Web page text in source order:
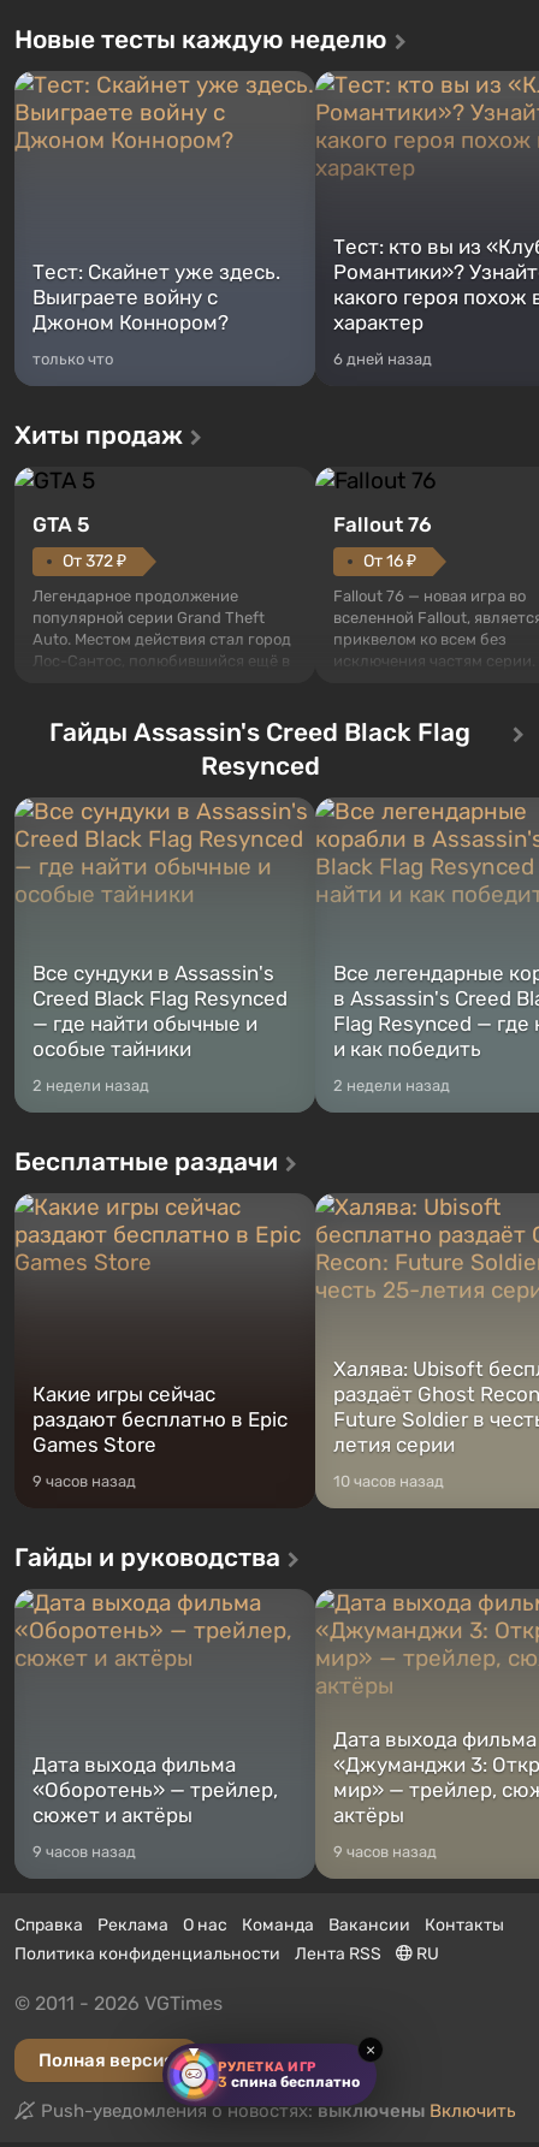
РУЛЕТКА ИГР
3 спина бесплатно
×
Новые тесты каждую неделю
Тест: Скайнет уже здесь.
Выиграете войну с
Джоном Коннором?
только что
Тест: кто вы из
Романтики»?
какого героя похож
характер
6 дней назад
Хиты продаж
GTA 5
От 372 ₽
Легендарное продолжение
популярной серии Grand Theft
Auto. Местом действия стал город
Лос-Сантос, полюбившийся ещё в
сразу трех персонажей: Майкла,
Тревора и Франклина, между
Жанр и...
Fallout 76
От 16 ₽
Fallout 76 — новая игра во
вселенной Fallout,
приквелом ко всем без
исключения частям серии.
Оно же, по задумке
Vault-Tec, должно
Место действия Fallout...
Гайды Assassin's Creed Black Flag
Resynced
Все сундуки в Assassin's
Creed Black Flag Resynced
— где найти обычные и
особые тайники
2 недели назад
Все легендарные
в Assassin's Creed
Flag Resynced — где
и как победить
2 недели назад
Бесплатные раздачи
Какие игры сейчас
раздают бесплатно в Epic
Games Store
9 часов назад
Халява: Ubisoft
раздаёт Ghost
Future Soldier в
летия серии
10 часов назад
Гайды и руководства
Дата выхода фильма
«Оборотень» — трейлер,
сюжет и актёры
9 часов назад
Дата выхода фильма
«Джуманджи 3:
мир» — трейлер,
актёры
9 часов назад
Справка Реклама О нас Команда Вакансии
Контакты
Политика конфиденциальности
Лента RSS RU
© 2011 - 2026 VGTimes
Полная версия
Push-уведомления о новостях:выключены Включить